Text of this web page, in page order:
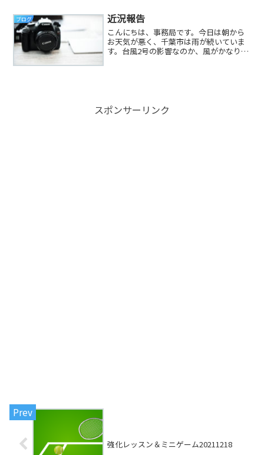
と、コーチに相談をして来て...
ブログ 近況報告
こんにちは、事務局です。今日は朝から
お天気が悪く、千葉市は雨が続いていま
す。台風2号の影響なのか、風がかなり強
スポンサーリンク
強化レッスン＆ミニゲーム20211218